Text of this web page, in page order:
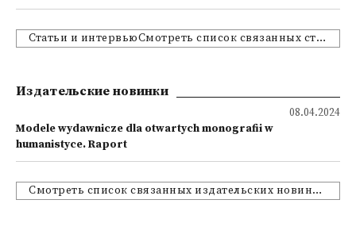
Статьи и интервьюСмотреть список связанных статей и интервью
Издательские новинки
08.04.2024
Modele wydawnicze dla otwartych monografii w
humanistyce. Raport
Смотреть список связанных издательских новинок